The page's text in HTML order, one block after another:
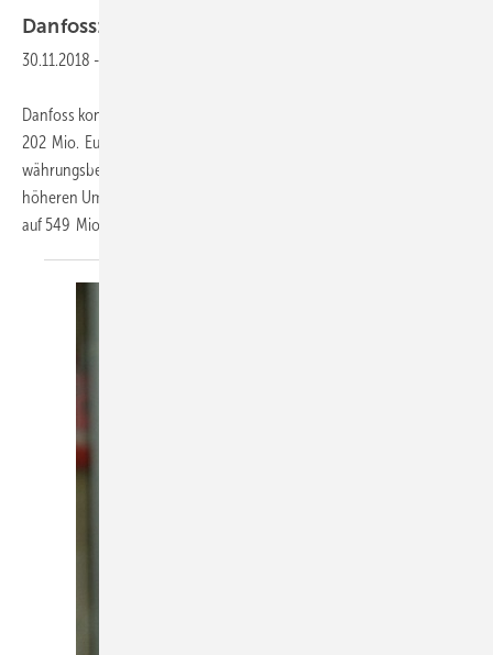
Danfoss:
30.11.2018 -
Danfoss konnte seinen Umsatz in den ersten neun Monaten 2018 um
202 Mio. Euro auf 4,569 Mrd. Euro steigern. Dies entspricht einem
währungsbereinigten Wachstum von 8 Prozent. Aufgrund des
höheren Umsatzes stieg das operative Ergebnis (EBIT) um 11 Prozent
auf 549 Mio. Euro an, während